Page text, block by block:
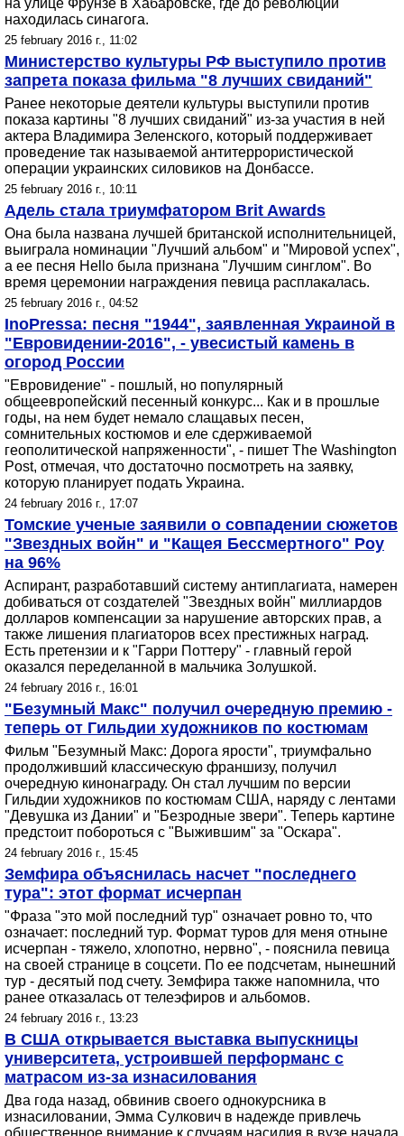
на улице Фрунзе в Хабаровске, где до революции
находилась синагога.
25 february 2016 г., 11:02
Министерство культуры РФ выступило против
запрета показа фильма "8 лучших свиданий"
Ранее некоторые деятели культуры выступили против
показа картины "8 лучших свиданий" из-за участия в ней
актера Владимира Зеленского, который поддерживает
проведение так называемой антитеррористической
операции украинских силовиков на Донбассе.
25 february 2016 г., 10:11
Адель стала триумфатором Brit Awards
Она была названа лучшей британской исполнительницей,
выиграла номинации "Лучший альбом" и "Мировой успех",
а ее песня Hello была признана "Лучшим синглом". Во
время церемонии награждения певица расплакалась.
25 february 2016 г., 04:52
InoPressa: песня "1944", заявленная Украиной в
"Евровидении-2016", - увесистый камень в
огород России
"Евровидение" - пошлый, но популярный
общеевропейский песенный конкурс... Как и в прошлые
годы, на нем будет немало слащавых песен,
сомнительных костюмов и еле сдерживаемой
геополитической напряженности", - пишет The Washington
Post, отмечая, что достаточно посмотреть на заявку,
которую планирует подать Украина.
24 february 2016 г., 17:07
Томские ученые заявили о совпадении сюжетов
"Звездных войн" и "Кащея Бессмертного" Роу
на 96%
Аспирант, разработавший систему антиплагиата, намерен
добиваться от создателей "Звездных войн" миллиардов
долларов компенсации за нарушение авторских прав, а
также лишения плагиаторов всех престижных наград.
Есть претензии и к "Гарри Поттеру" - главный герой
оказался переделанной в мальчика Золушкой.
24 february 2016 г., 16:01
"Безумный Макс" получил очередную премию -
теперь от Гильдии художников по костюмам
Фильм "Безумный Макс: Дорога ярости", триумфально
продолживший классическую франшизу, получил
очередную кинонаграду. Он стал лучшим по версии
Гильдии художников по костюмам США, наряду с лентами
"Девушка из Дании" и "Безродные звери". Теперь картине
предстоит побороться с "Выжившим" за "Оскара".
24 february 2016 г., 15:45
Земфира объяснилась насчет "последнего
тура": этот формат исчерпан
"Фраза "это мой последний тур" означает ровно то, что
означает: последний тур. Формат туров для меня отныне
исчерпан - тяжело, хлопотно, нервно", - пояснила певица
на своей странице в соцсети. По ее подсчетам, нынешний
тур - десятый под счету. Земфира также напомнила, что
ранее отказалась от телеэфиров и альбомов.
24 february 2016 г., 13:23
В США открывается выставка выпускницы
университета, устроившей перформанс с
матрасом из-за изнасилования
Два года назад, обвинив своего однокурсника в
изнасиловании, Эмма Сулкович в надежде привлечь
общественное внимание к случаям насилия в вузе начала